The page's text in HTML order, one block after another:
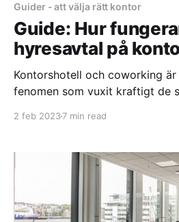
Guider - att välja rätt kontor
Guide: Hur
hyresavtal på
Kontorshotell och coworking
fenomen som vuxit kraftigt de
inte. Tack och lov så är
2 feb 20237 min read